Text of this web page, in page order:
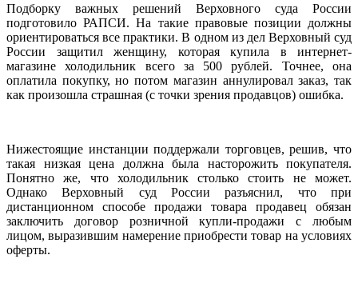
Подборку важных решений Верховного суда России
подготовило РАПСИ. На такие правовые позиции должны
ориентироваться все практики. В одном из дел Верховный суд
России защитил женщину, которая купила в интернет-
магазине холодильник всего за 500 рублей. Точнее, она
оплатила покупку, но потом магазин аннулировал заказ, так
как произошла страшная (с точки зрения продавцов) ошибка.
Нижестоящие инстанции поддержали торговцев, решив, что
такая низкая цена должна была насторожить покупателя.
Понятно же, что холодильник столько стоить не может.
Однако Верховный суд России разъяснил, что при
дистанционном способе продажи товара продавец обязан
заключить договор розничной купли-продажи с любым
лицом, выразившим намерение приобрести товар на условиях
оферты.